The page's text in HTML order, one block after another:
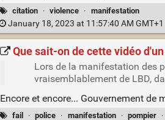
citation · violence · manifestation
January 18, 2023 at 11:57:40 AM GMT+1
Que sait-on de cette vidéo
Lors de la manifestation des
vraisemblablement de LBD,
Encore et encore... Gouvernement
fail · police · manifestation · pompier ·